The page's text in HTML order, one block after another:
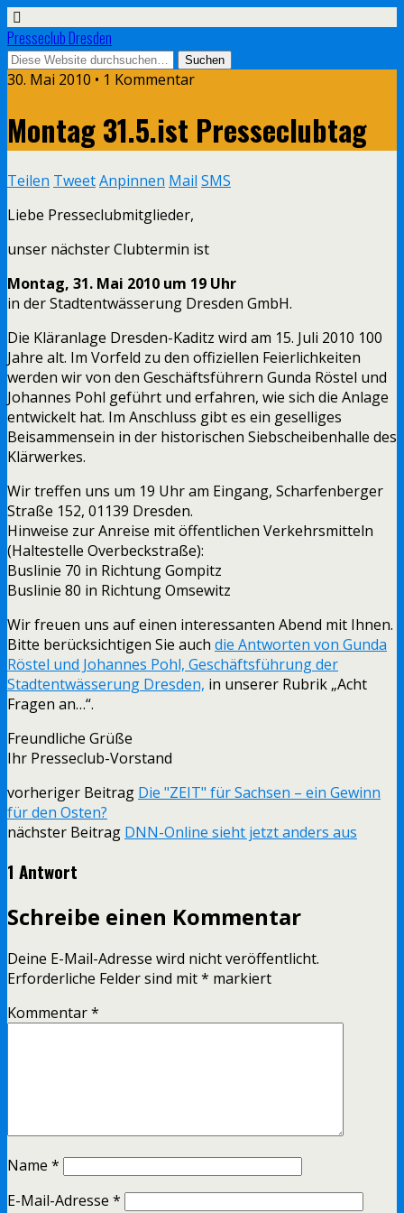
Presseclub Dresden
30. Mai 2010 • 1 Kommentar
Montag 31.5.ist Presseclubtag
Teilen TweetAnpinnen Mail SMS
Liebe Presseclubmitglieder,
unser nächster Clubtermin ist
Montag, 31. Mai 2010 um 19 Uhr
in der Stadtentwässerung Dresden GmbH.
Die Kläranlage Dresden-Kaditz wird am 15. Juli 2010 100
Jahre alt. Im Vorfeld zu den offiziellen Feierlichkeiten
werden wir von den Geschäftsführern Gunda Röstel und
Johannes Pohl geführt und erfahren, wie sich die Anlage
entwickelt hat. Im Anschluss gibt es ein geselliges
Beisammensein in der historischen Siebscheibenhalle des
Klärwerkes.
Wir treffen uns um 19 Uhr am Eingang, Scharfenberger
Straße 152, 01139 Dresden.
Hinweise zur Anreise mit öffentlichen Verkehrsmitteln
(Haltestelle Overbeckstraße):
Buslinie 70 in Richtung Gompitz
Buslinie 80 in Richtung Omsewitz
Wir freuen uns auf einen interessanten Abend mit Ihnen.
Bitte berücksichtigen Sie auch die Antworten von Gunda
Röstel und Johannes Pohl, Geschäftsführung der
Stadtentwässerung Dresden, in unserer Rubrik „Acht
Fragen an…“.
Freundliche Grüße
Ihr Presseclub-Vorstand
vorheriger Beitrag Die "ZEIT" für Sachsen – ein Gewinn
für den Osten?
nächster Beitrag DNN-Online sieht jetzt anders aus
1 Antwort
Schreibe einen Kommentar
Deine E-Mail-Adresse wird nicht veröffentlicht.
Erforderliche Felder sind mit* markiert
Kommentar*
Name *
E-Mail-Adresse *